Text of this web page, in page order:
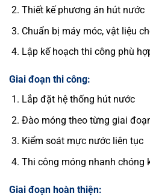
Thiết kế phương án hút nước
Chuẩn bị máy móc, vật liệu
Lập kế hoạch thi công phù
Giai đoạn thi công:
Lắp đặt hệ thống hút nước
Đào móng theo từng giai
Kiểm soát mực nước liên tục
Thi công móng nhanh chóng
Giai đoạn hoàn thiện: